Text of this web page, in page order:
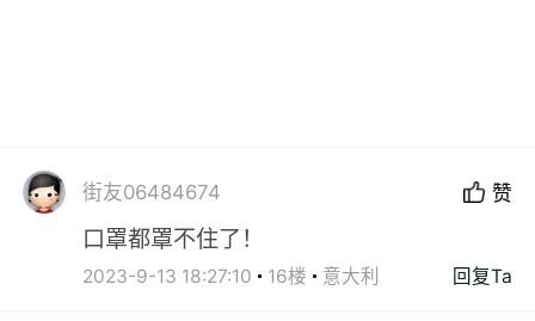
街友06484674 赞
口罩都罩不住了！
2023-9-13 18:27:10 16楼 意大利 回复Ta